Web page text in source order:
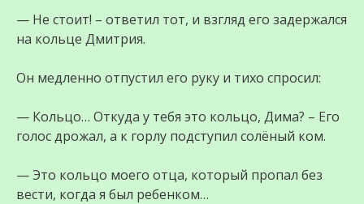
— Не стоит! – ответил тот, и взгляд его задержался
на кольце Дмитрия.
Он медленно отпустил его руку и тихо спросил:
— Кольцо… Откуда у тебя это кольцо, Дима? – Его
голос дрожал, а к горлу подступил солёный ком.
— Это кольцо моего отца, который пропал без
вести, когда я был ребенком…